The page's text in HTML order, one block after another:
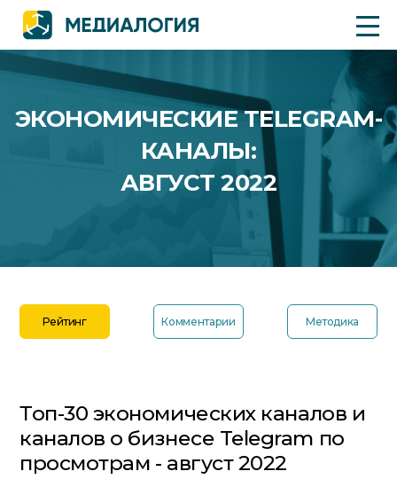
ЭКОНОМИЧЕСКИЕ TELEGRAM-
КАНАЛЫ:
АВГУСТ 2022
Рейтинг Комментарии Методика
Топ-30 экономических каналов и
каналов о бизнесе Telegram по
просмотрам - август 2022